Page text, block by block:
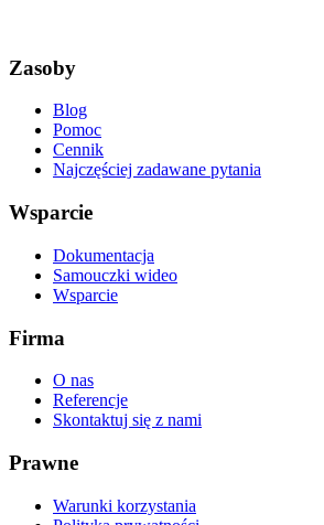
Zasoby
Blog
Pomoc
Cennik
Najczęściej zadawane pytania
Wsparcie
Dokumentacja
Samouczki wideo
Wsparcie
Firma
O nas
Referencje
Skontaktuj się z nami
Prawne
Warunki korzystania